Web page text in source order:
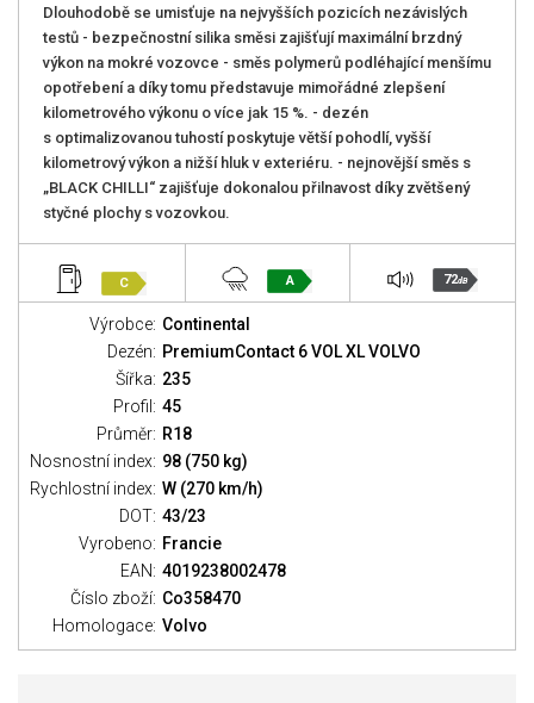
Dlouhodobě se umisťuje na nejvyšších pozicích nezávislých
testů - bezpečnostní silika směsi zajišťují maximální brzdný
výkon na mokré vozovce - směs polymerů podléhající menšímu
opotřebení a díky tomu představuje mimořádné zlepšení
kilometrového výkonu o více jak 15 %. - dezén
s optimalizovanou tuhostí poskytuje větší pohodlí, vyšší
kilometrový výkon a nižší hluk v exteriéru. - nejnovější směs s
„BLACK CHILLI“ zajišťuje dokonalou přilnavost díky zvětšený
styčné plochy s vozovkou.
C A 72dB
Výrobce: Continental
Dezén: PremiumContact 6 VOL XL VOLVO
Šířka: 235
Profil: 45
Průměr: R18
Nosnostní index: 98 (750 kg)
Rychlostní index: W (270 km/h)
DOT: 43/23
Vyrobeno: Francie
EAN: 4019238002478
Číslo zboží: Co358470
Homologace: Volvo